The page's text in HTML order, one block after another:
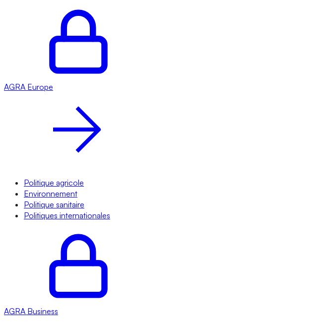
AGRA Europe
Politique agricole
Environnement
Politique sanitaire
Politiques internationales
AGRA Business